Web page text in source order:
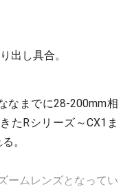
なまでに28-200mm相
たRシリーズ～CX1ま
。
ームレンズとなってい